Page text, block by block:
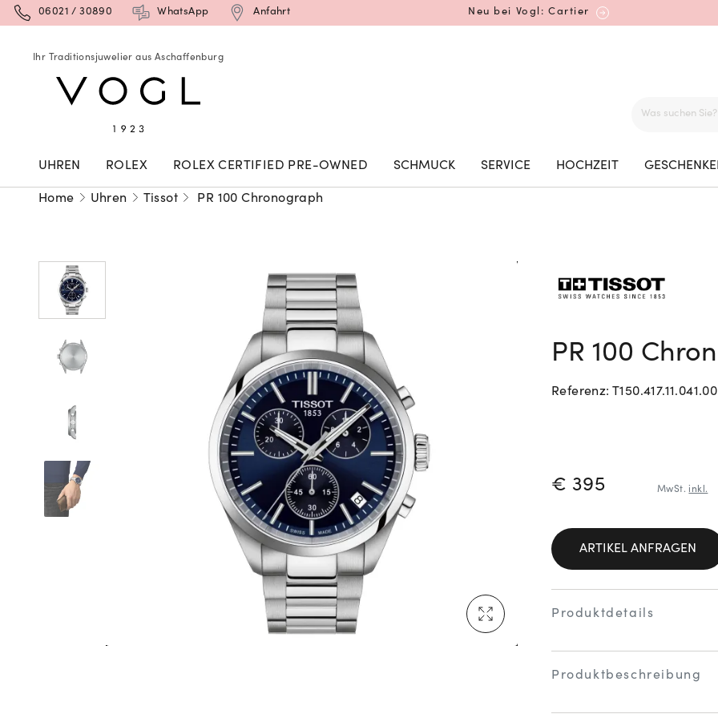
06021 / 30890 WhatsApp Anfahrt Neu bei Vogl: Cartier
Mehr erfahren: Ikonische Uhren von Cartier
Mehr erfahren: Ikonische Uhren von Cartier
Rolex Certified Pre-Owned entdecken
Ihr Traditionsjuwelier aus Aschaffenburg
UHREN ROLEX ROLEX CERTIFIED PRE-OWNED SCHMUCK SERVICE HOCHZEIT
Home Uhren Tissot PR 100 Chronograph
PR 100
Referenz: T150.417.11.041.00
€ 395 MwSt. inkl.
ARTIKEL ANFRAGEN
Produktdetails
Produktbeschreibung